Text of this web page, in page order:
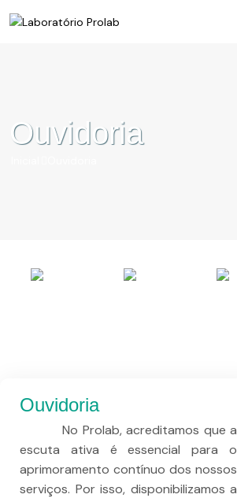
Ouvidoria
Ouvidoria
No Prolab, acreditamos que a
escuta ativa é essencial para o
aprimoramento contínuo dos nossos
serviços. Por isso, disponibilizamos a